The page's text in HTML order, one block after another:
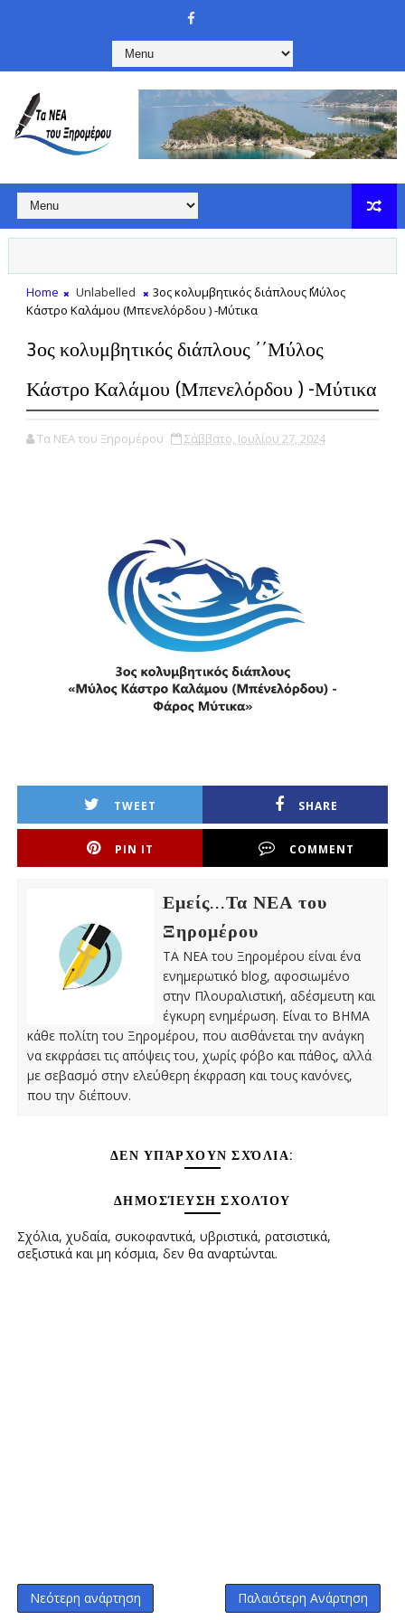
Home Unlabelled
3ος κολυμβητικός διάπλους ΄΄Μύλος
Κάστρο Καλάμου (Μπενελόρδου ) -Μύτικα
3ος κολυμβητικός διάπλους ΄΄Μύλος
Κάστρο Καλάμου (Μπενελόρδου ) -Μύτικα
Τα ΝΕΑ του Ξηρομέρου Σάββατο, Ιουλίου 27, 2024
TWEET SHARE
PIN IT COMMENT
Εμείς...Τα ΝΕΑ του
Ξηρομέρου
ΤΑ ΝΕΑ του Ξηρομέρου είναι ένα
ενημερωτικό blog, αφοσιωμένο
στην Πλουραλιστική, αδέσμευτη και
έγκυρη ενημέρωση. Είναι το ΒΗΜΑ
κάθε πολίτη του Ξηρομέρου, που αισθάνεται την ανάγκη
να εκφράσει τις απόψεις του, χωρίς φόβο και πάθος, αλλά
με σεβασμό στην ελεύθερη έκφραση και τους κανόνες,
που την διέπουν.
ΔΕΝ ΥΠΆΡΧΟΥΝ ΣΧΌΛΙΑ:
ΔΗΜΟΣΊΕΥΣΗ ΣΧΟΛΊΟΥ
Σχόλια, χυδαία, συκοφαντικά, υβριστικά, ρατσιστικά,
σεξιστικά και μη κόσμια, δεν θα αναρτώνται.
Νεότερη ανάρτηση Παλαιότερη Ανάρτηση